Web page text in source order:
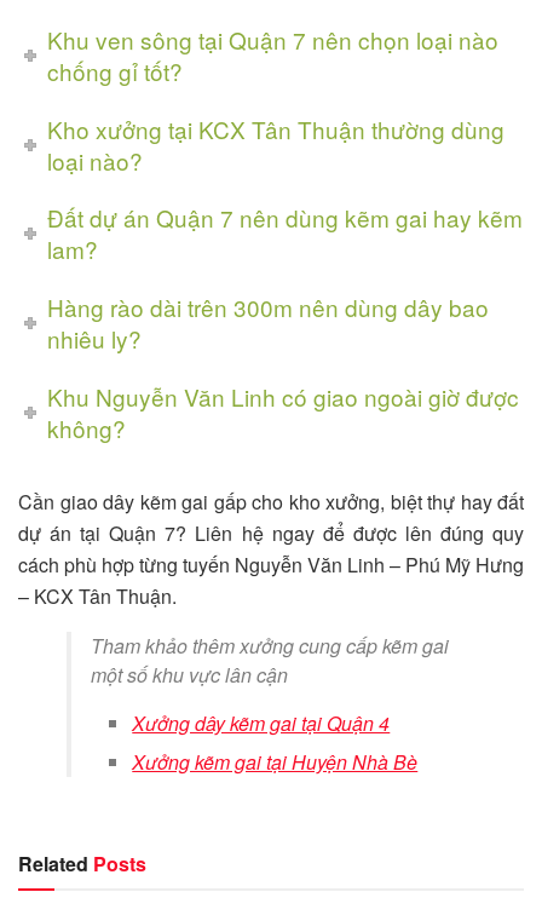
Khu ven sông tại Quận 7 nên chọn loại nào
chống gỉ tốt?
Kho xưởng tại KCX Tân Thuận thường dùng
loại nào?
Đất dự án Quận 7 nên dùng kẽm gai hay kẽm
lam?
Hàng rào dài trên 300m nên dùng dây bao
nhiêu ly?
Khu Nguyễn Văn Linh có giao ngoài giờ được
không?
Cần giao dây kẽm gai gấp cho kho xưởng, biệt thự hay đất
dự án tại Quận 7? Liên hệ ngay để được lên đúng quy
cách phù hợp từng tuyến Nguyễn Văn Linh – Phú Mỹ Hưng
– KCX Tân Thuận.
Tham khảo thêm xưởng cung cấp kẽm gai
một số khu vực lân cận
Xưởng dây kẽm gai tại Quận 4
Xưởng kẽm gai tại Huyện Nhà Bè
Related Posts